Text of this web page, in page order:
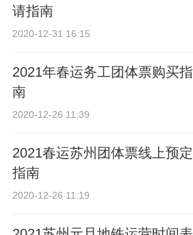
请指南
2020-12-31 16:15
2021年春运务工团体票购买指
南
2020-12-26 11:39
2021春运苏州团体票线上预定
指南
2020-12-26 11:19